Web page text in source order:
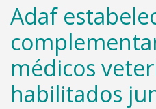
Adaf
médicos
habilitados